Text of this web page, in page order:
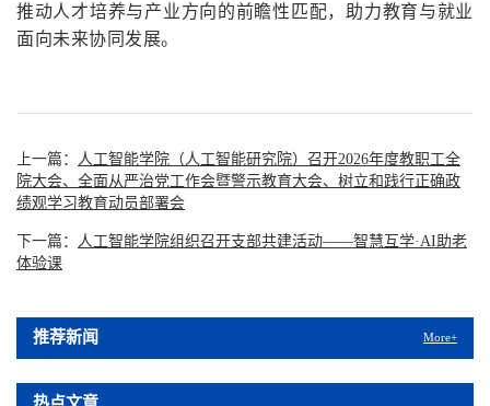
推动人才培养与产业方向的前瞻性匹配，助力教育与就业
面向未来协同发展。
上一篇：
人工智能学院（人工智能研究院）召开2026年度教职工全
院大会、全面从严治党工作会暨警示教育大会、树立和践行正确政
绩观学习教育动员部署会
下一篇：
人工智能学院组织召开支部共建活动——智慧互学·AI助老
体验课
推荐新闻 More+